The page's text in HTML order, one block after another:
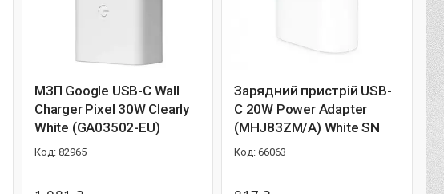
МЗП Google USB-C Wall
Charger Pixel 30W Clearly
White (GA03502-EU)
82965
Зарядний пристрій USB-
C 20W Power Adapter
(MHJ83ZM/A) White SN
66063